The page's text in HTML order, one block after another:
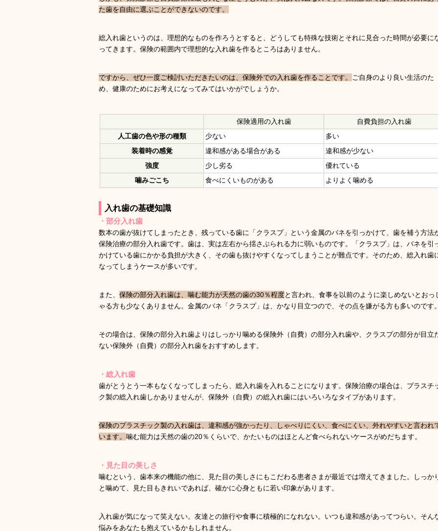
た歯を自由に選ぶことができないのです。
総入れ歯というのは、理想的なものを作ろうとすると、どうしても特殊な技術とそれに見合った時間が必要に
ってきます。保険の範囲内で理想的な入れ歯を作るところはありません。
ですから、ぜひ一度ご検討いただきたいのは、保険外での入れ歯を作ることです。
ご自身のより良い生活のた
め、健康のためにお考えになってみてはいかがでしょうか。
保険適用の入れ歯
自費負担の入れ歯
人工歯の色や形の種類
少ない
多い
装着時の感覚
違和感がある場合がある
違和感が少ない
強度
少し劣る
優れている
噛みごこち
食べにくいものがある よりよく噛める
入れ歯の基礎知識
・部分入れ歯
数本の歯が抜けてしまったとき、残っている歯に「クラスプ」という金属のバネを引っかけて、歯を補う方法
保険治療の部分入れ歯です。歯は、実は左右から揺さぶられる力に弱いものです。「クラスプ」は、バネを引
かけている歯にかかる負担が大きく、その歯も抜けやすくなってしまうことが難点です。そのため、総入れ歯
なってしまうケースが多いです。
また、 保険の部分入れ歯は、噛む能力が天然の歯の30％程度と言われ、食事を以前のように楽しめないとおっ
ゃる方も少なくありません。金属のバネ「クラスプ」は、かなり目立つので、その点を嫌がる方も多いのです
その場合は、保険の部分入れ歯よりはしっかり噛める保険外（自費）の部分入れ歯や、クラスプの部分が目立
ない保険外（自費）の部分入れ歯をおすすめします。
・総入れ歯
歯がとうとう一本もなくなってしまったら、総入れ歯を入れることになります。保険治療の場合は、プラスチ
ク製の総入れ歯しかありませんが、保険外（自費）の総入れ歯にはいろいろなタイプがあります。
保険のプラスチック製の入れ歯は、違和感が強かったり、しゃべりにくい、食べにくい、外れやすいと言われ
います。 噛む能力は天然の歯の20％くらいで、かたいものはほとんど食べられないケースがめだちます。
・見た目の美しさ
噛むという、歯本来の機能の他に、見た目の美しさにもこだわる患者さまが最近では増えてきました。しっか
と噛めて、見た目もきれいであれば、確かに心身ともに若い印象があります。
入れ歯が気になって笑えない。友達との旅行や食事に積極的になれない。いつも違和感があってつらい。そん
悩みをあなたも抱えているかもしれません。